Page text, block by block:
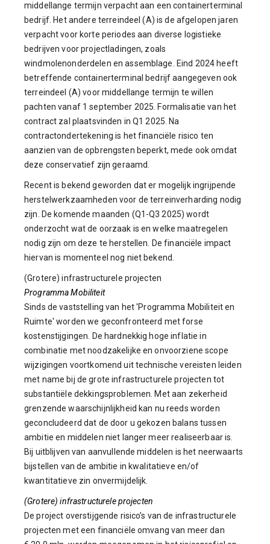
middellange termijn verpacht aan een containerterminal
bedrijf. Het andere terreindeel (A) is de afgelopen jaren
verpacht voor korte periodes aan diverse logistieke
bedrijven voor projectladingen, zoals
windmolenonderdelen en assemblage. Eind 2024 heeft
betreffende containerterminal bedrijf aangegeven ook
terreindeel (A) voor middellange termijn te willen
pachten vanaf 1 september 2025. Formalisatie van het
contract zal plaatsvinden in Q1 2025. Na
contractondertekening is het financiële risico ten
aanzien van de opbrengsten beperkt, mede ook omdat
deze conservatief zijn geraamd.
Recent is bekend geworden dat er mogelijk ingrijpende
herstelwerkzaamheden voor de terreinverharding nodig
zijn. De komende maanden (Q1-Q3 2025) wordt
onderzocht wat de oorzaak is en welke maatregelen
nodig zijn om deze te herstellen. De financiële impact
hiervan is momenteel nog niet bekend.
(Grotere) infrastructurele projecten
Programma Mobiliteit
Sinds de vaststelling van het 'Programma Mobiliteit en
Ruimte' worden we geconfronteerd met forse
kostenstijgingen. De hardnekkig hoge inflatie in
combinatie met noodzakelijke en onvoorziene scope
wijzigingen voortkomend uit technische vereisten leiden
met name bij de grote infrastructurele projecten tot
substantiële dekkingsproblemen. Met aan zekerheid
grenzende waarschijnlijkheid kan nu reeds worden
geconcludeerd dat de door u gekozen balans tussen
ambitie en middelen niet langer meer realiseerbaar is.
Bij uitblijven van aanvullende middelen is het neerwaarts
bijstellen van de ambitie in kwalitatieve en/of
kwantitatieve zin onvermijdelijk.
(Grotere) infrastructurele projecten
De project overstijgende risico’s van de infrastructurele
projecten met een financiële omvang van meer dan